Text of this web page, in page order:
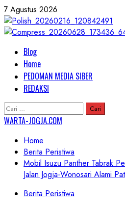
Skip
to
content
7 Agustus 2026
Primary
Menu
Blog
Home
PEDOMAN MEDIA SIBER
REDAKSI
Cari
untuk:
WARTA-JOGJA.COM
Home
Berita Peristiwa
Mobil Isuzu Panther Tabrak
Jalan Jogja-Wonosari Alami
Berita Peristiwa